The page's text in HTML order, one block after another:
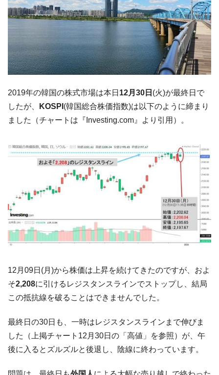
た。『起亜』は9台だけ
『Money1』
韓国「信用赦免を何回やっても、何回やっ
ても」⇒ 257万人赦免したのに60万人がまた延滞者に転
『Money1』
韓国K9専用砲弾･装薬自動供給装甲車両･珍
兵器「K10」が改良に乗り出す。
体だけで410億ドル、輸出全体の41％もある
『Money1』
韓国･李在明「青年層の雇用状況が悪い。せ
や、若者に起業させよう」⇒ どんな雇用対策だソレ。
ル。外平債の発行「19.4億ドル」
『Money1』
韓国「ここは北朝鮮なのか。選管がサーバ
ーにウソのデータを入力したのは明白だ」
『Money1』
韓国･李在明さっそく不動産対策で浅薄な発
言。
『Money1』
韓国は「中国と同じく」投資に不適格な国
だ。
『韓国銀行』が「金の保有量を増やしま
『Money1』
韓国･外為取引量「1日当たり1,214.4億ド
ル」まで拡大 ⇒ 海外資金の動きに強く左右される状態
『Money1』
韓国･帰ってきた李在明。李在明を支持しな
韓国大統領府ボンクラ政策室長が告発され
た ⇒ 国家が行った恐るべき株価操作であり、空前の国政壟
断
2019年の韓国の株式市場は本日 12月30日 (火)が最終日で
したが、
KOSPI (韓国総合株価指数)は以下のように締まり
ました（チャートは『Investing.com』より引用）。
12月09日(月)から株価は上昇を続けてきたのですが、およ
そ2,208に引けるレジスタンスラインでストップし、結局
この抵抗線を破ることはできませんでした。
最終日の30日も、一時はレジスタンスラインまで伸びま
した（上掲チャート12月30日の「高値」を参照）が、午
後に入るとズルズルと後退し、陰線に終わっています。